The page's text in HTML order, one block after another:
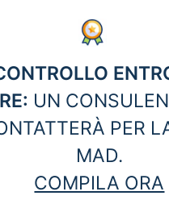
UN
PER
MAD.
COMPILA ORA